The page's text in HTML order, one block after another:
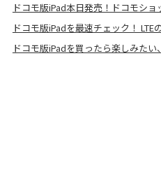
ドコモ版iPad本日発売！ドコモショ
ドコモ版iPadを最速チェック！ LTE
ドコモ版iPadを買ったら楽しみた